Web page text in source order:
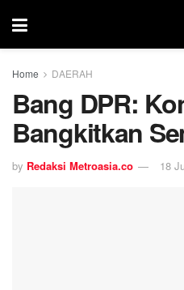
Home DAERAH
Bang DPR:
Bangkitkan
by Redaksi Metroasia.co 18